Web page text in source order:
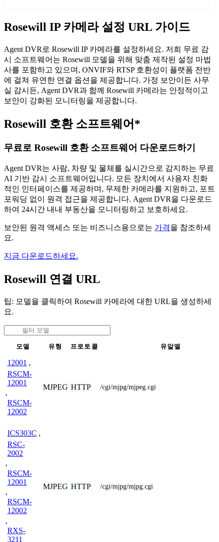
Rosewill IP 카메라 설정 URL 가이드
Agent DVR로 Rosewill IP 카메라를 설정하세요. 저희 무료 감
시 소프트웨어는 Rosewill 모델을 위해 맞춤 제작된 설정 마법
사를 포함하고 있으며, ONVIF와 RTSP 호환성이 플랫폼 전반
에 걸쳐 유연한 연결 옵션을 제공합니다. 가정 보안이든 사무
실 감시든, Agent DVR과 함께 Rosewill 카메라는 안정적이고
보안이 강화된 모니터링을 제공합니다.
Rosewill 호환 소프트웨어*
무료로 Rosewill 호환 소프트웨어 다운로드하기
Agent DVR는 사람, 차량 및 물체를 실시간으로 감지하는 무료
AI 기반 감시 소프트웨어입니다. 모든 장치에서 사용자 친화
적인 인터페이스를 제공하며, 무제한 카메라를 지원하고, 포트
포워딩 없이 원격 접근을 제공합니다. Agent DVR을 다운로드
하여 24시간 내내 부동산을 모니터링하고 보호하세요.
보안된 원격 액세스 또는 비즈니스용으로는 가격을 참조하세
요.
지금 다운로드하세요.
Rosewill 연결 URL
팁: 모델을 클릭하여 Rosewill 카메라에 대한 URL을 생성하세
요.
모델 유형 프로토콜 유알엘
12001 ,
RSCM-
12001
,
RSCM-
12002
MJPEG HTTP /cgi/mjpg/mjpeg.cgi
ICS303C ,
RSC-
2002
,
RSCM-
12001
,
RSCM-
12002
,
RXS-
3211
MJPEG HTTP /cgi/mjpg/mjpg.cgi